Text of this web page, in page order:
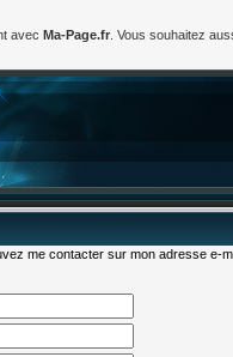
me contacter sur mon adresse e-
avec Ma-Page.fr. Vous souhaitez